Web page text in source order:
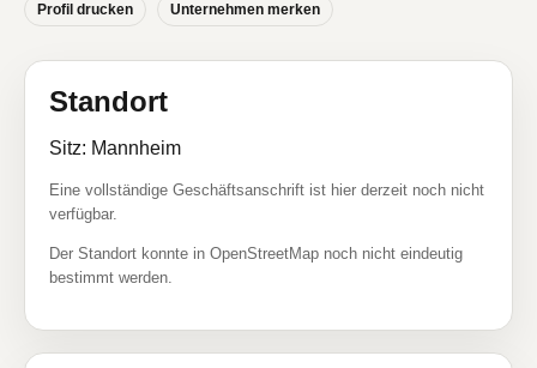
Profil drucken Unternehmen merken
Standort
Sitz: Mannheim
Eine vollständige Geschäftsanschrift ist hier derzeit noch nicht
verfügbar.
Der Standort konnte in OpenStreetMap noch nicht eindeutig
bestimmt werden.